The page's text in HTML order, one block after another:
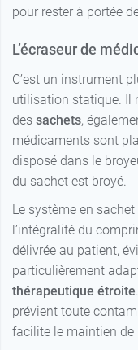
pour rester à portée
L’écraseur de
C’est un instrument
utilisation statique. Il
des sachets,
médicaments sont
disposé dans le
du sachet est broyé.
Le système en
l’intégralité du
délivrée au patient,
particulièrement
thérapeutique étroite
prévient toute
facilite le maintien de